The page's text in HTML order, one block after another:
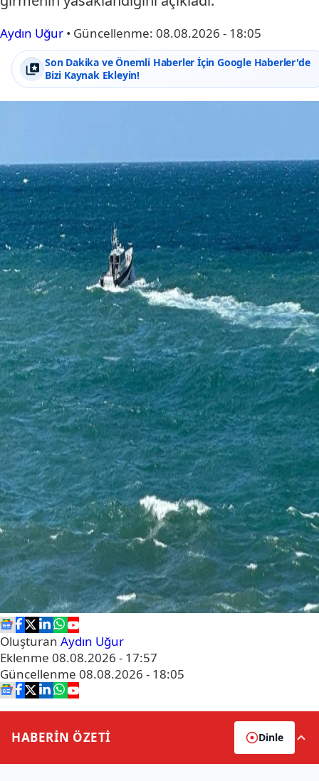
Aydın Uğur • Güncellenme: 08.08.2026 - 18:05
Son Dakika ve Önemli Haberler İçin Google Haberler'de
Bizi Kaynak Ekleyin!
Oluşturan Aydın Uğur
Eklenme 08.08.2026 - 17:57
Güncellenme 08.08.2026 - 18:05
HABERİN ÖZETİ Dinle